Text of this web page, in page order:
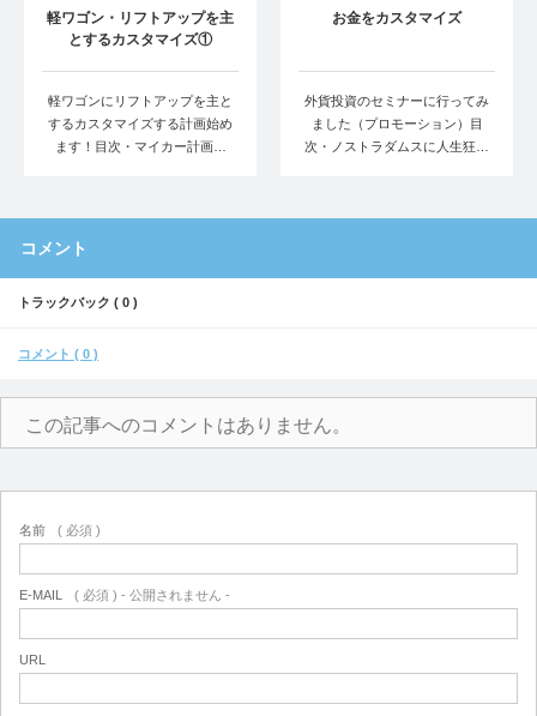
軽ワゴン・リフトアップを主
とするカスタマイズ①
軽ワゴンにリフトアップを主と
するカスタマイズする計画始め
ます！目次・マイカー計画…
お金をカスタマイズ
外貨投資のセミナーに行ってみ
ました（プロモーション）目
次・ノストラダムスに人生狂…
コメント
トラックバック ( 0 )
コメント ( 0 )
この記事へのコメントはありません。
名前 ( 必須 )
E-MAIL ( 必須 ) - 公開されません -
URL